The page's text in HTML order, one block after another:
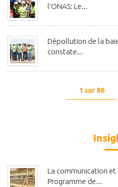
l’ONAS: Le...
Dépollution de la
constate...
1 sur 86
La communication et
Programme de...